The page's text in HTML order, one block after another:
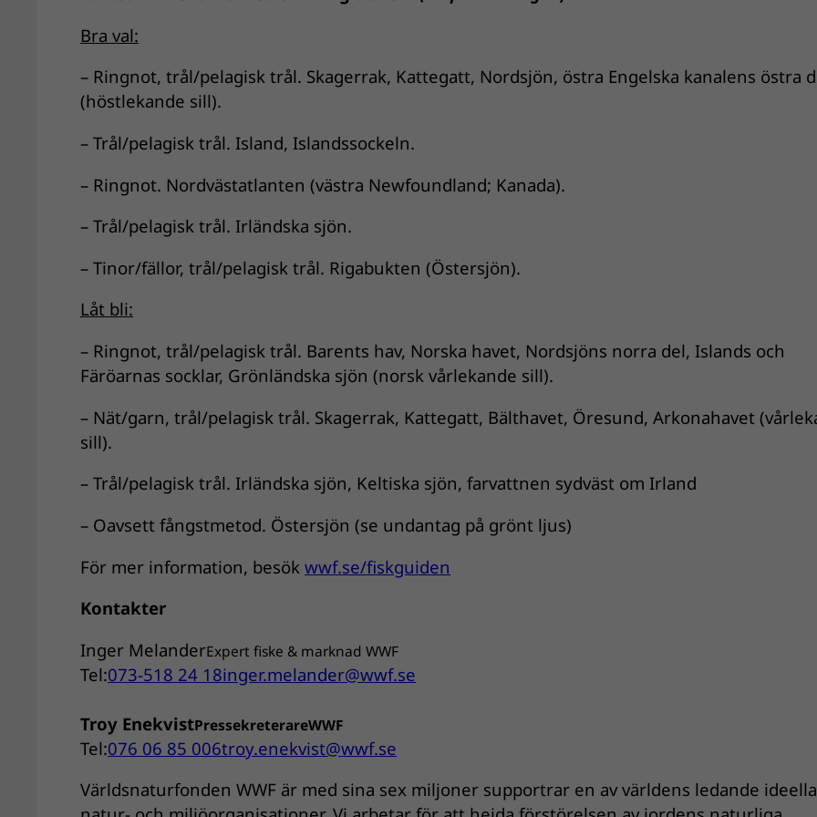
Bra val:
– Ringnot, trål/pelagisk trål. Skagerrak, Kattegatt, Nordsjön, östra Engelska kanalens östra
(höstlekande sill).
– Trål/pelagisk trål. Island, Islandssockeln.
– Ringnot. Nordvästatlanten (västra Newfoundland; Kanada).
– Trål/pelagisk trål. Irländska sjön.
– Tinor/fällor, trål/pelagisk trål. Rigabukten (Östersjön).
Låt bli:
– Ringnot, trål/pelagisk trål. Barents hav, Norska havet, Nordsjöns norra del, Islands och
Färöarnas socklar, Grönländska sjön (norsk vårlekande sill).
– Nät/garn, trål/pelagisk trål. Skagerrak, Kattegatt, Bälthavet, Öresund, Arkonahavet
sill).
– Trål/pelagisk trål. Irländska sjön, Keltiska sjön, farvattnen sydväst om Irland
– Oavsett fångstmetod. Östersjön (se undantag på grönt ljus)
För mer information, besök wwf.se/fiskguiden
Kontakter
Inger MelanderExpert fiske & marknad WWF
Tel:073-518 24 18inger.melander@wwf.se
Troy EnekvistPressekreterareWWF
Tel:076 06 85 006troy.enekvist@wwf.se
Världsnaturfonden WWF är med sina sex miljoner supportrar en av världens ledande ideella